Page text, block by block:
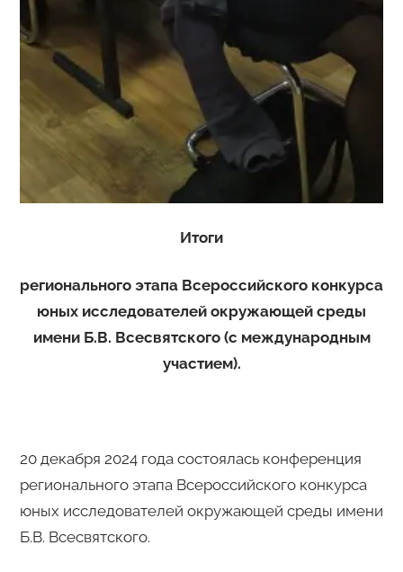
Итоги
регионального этапа Всероссийского конкурса
юных исследователей окружающей среды
имени Б.В. Всесвятского (с международным
участием).
20 декабря 2024 года состоялась конференция
регионального этапа Всероссийского конкурса
юных исследователей окружающей среды имени
Б.В. Всесвятского.